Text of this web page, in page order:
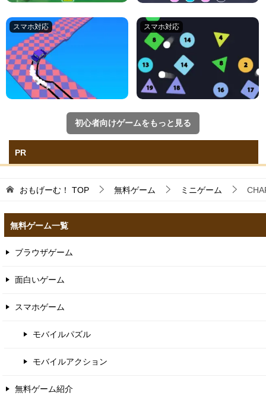
初心者向けゲームをもっと見る
PR
おもげーむ！ TOP 無料ゲーム ミニゲーム
無料ゲーム一覧
ブラウザゲーム
面白いゲーム
スマホゲーム
モバイルパズル
モバイルアクション
無料ゲーム紹介